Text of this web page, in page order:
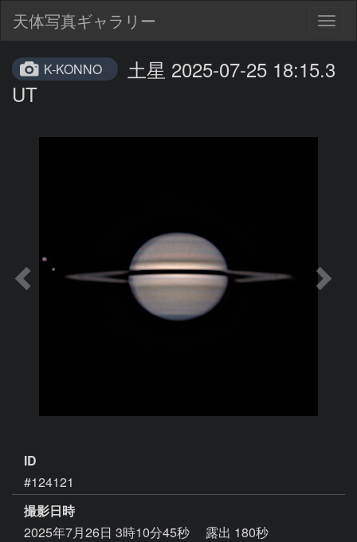
天体写真ギャラリー
K-KONNO
土星 2025-07-25 18:15.3
UT
ID
#124121
撮影日時
2025年7月26日 3時10分45秒
露出 180秒